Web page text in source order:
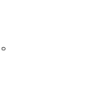
。